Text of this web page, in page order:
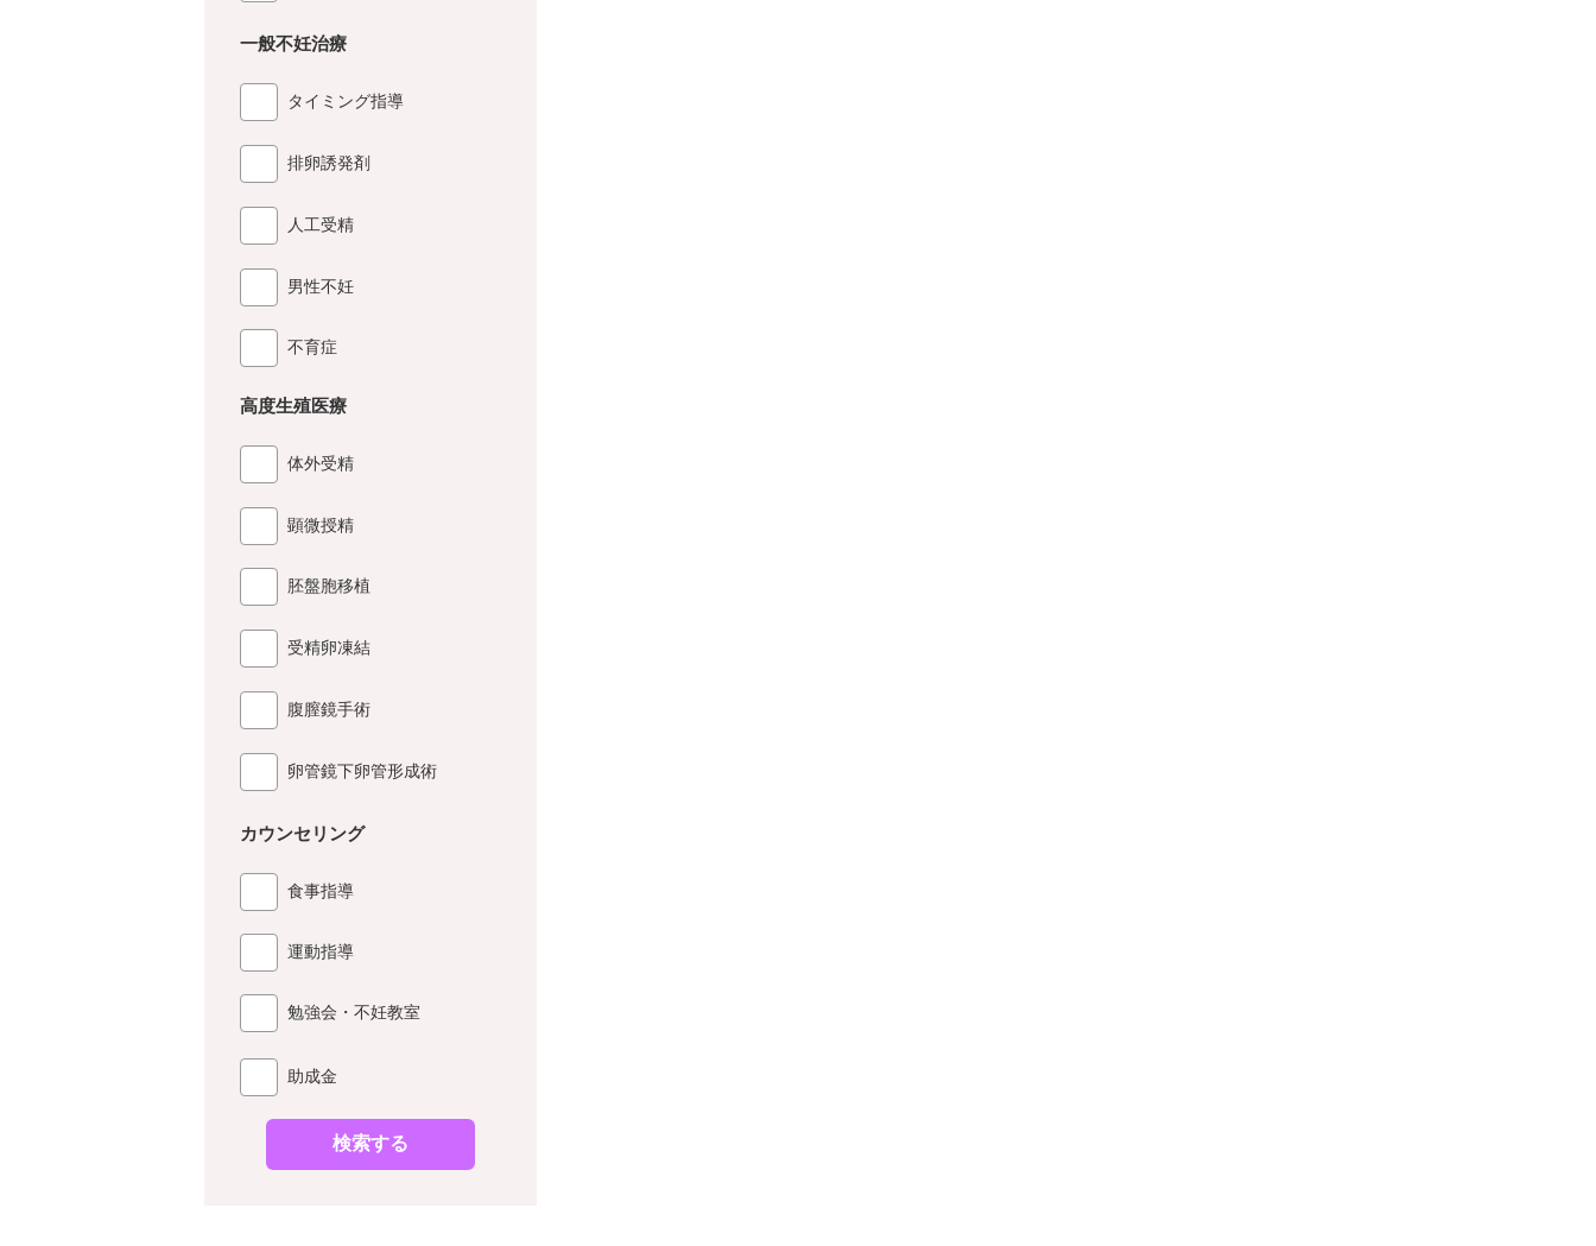
一般不妊治療
タイミング指導
排卵誘発剤
人工受精
男性不妊
不育症
高度生殖医療
体外受精
顕微授精
胚盤胞移植
受精卵凍結
腹膣鏡手術
卵管鏡下卵管形成術
カウンセリング
食事指導
運動指導
勉強会・不妊教室
助成金
検索する